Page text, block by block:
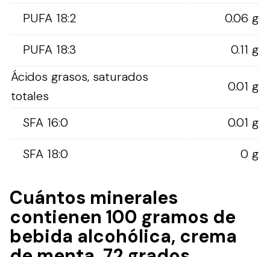
PUFA 18:2
0.06 g
PUFA 18:3
0.11 g
Ácidos grasos, saturados
totales
0.01 g
SFA 16:0
0.01 g
SFA 18:0
0 g
Cuántos minerales
contienen 100 gramos de
bebida alcohólica, crema